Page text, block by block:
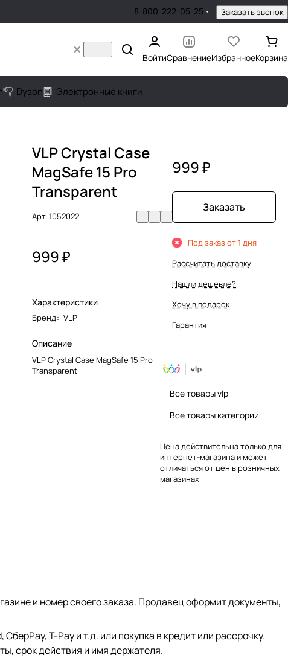
8-800-222-05-25 Заказать звонок
ВойтиСравнениеИзбранноеКорзина
Dyson Электронные книги
VLP Crystal Case
MagSafe 15 Pro
Transparent
Арт.1052022
999 ₽
Характеристики
Бренд: VLP
Описание
VLP Crystal Case MagSafe 15 Pro
Transparent
999 ₽
Заказать
Под заказ от 1 дня
Рассчитать доставку
Нашли дешевле?
Хочу в подарок
Гарантия
Все товары vlp
Все товары категории
Цена действительна только для
интернет-магазина и может
отличаться от цен в розничных
магазинах
и номер своего заказа. Продавец оформит документы,
Т-Pay и т.д. или покупка в кредит или рассрочку.
срок действия и имя держателя.